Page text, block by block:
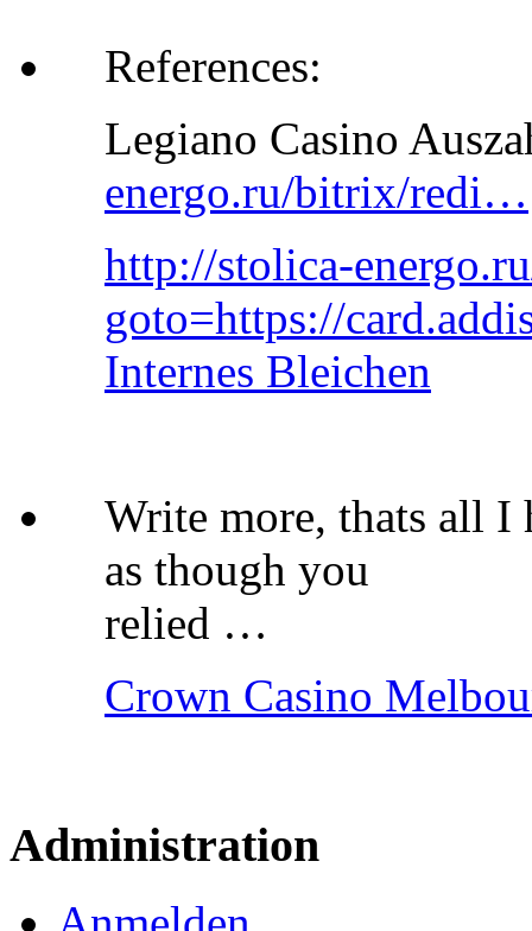
References:
Legiano Casino
energo.ru/bitrix/redi…
http://stolica-
goto=https://
Internes Bleichen
Write more, thats all I
as though you
relied …
Crown Casino
Administration